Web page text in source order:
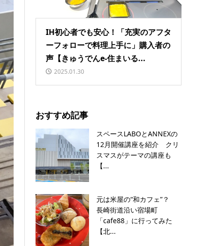
IH初心者でも安心！「充実のアフタ
ーフォローで料理上手に」購入者の
声【きゅうでんe-住まいる...
2025.01.30
おすすめ記事
スペースLABOとANNEXの
12月開催講座を紹介 クリ
スマスがテーマの講座も
【...
元は米屋の“和カフェ”？
長崎街道沿い宿場町
「cafe88」に行ってみた
【北...